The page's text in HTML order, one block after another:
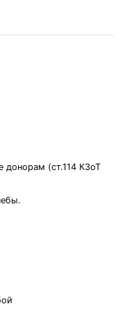
донорам (ст.114 КЗоТ